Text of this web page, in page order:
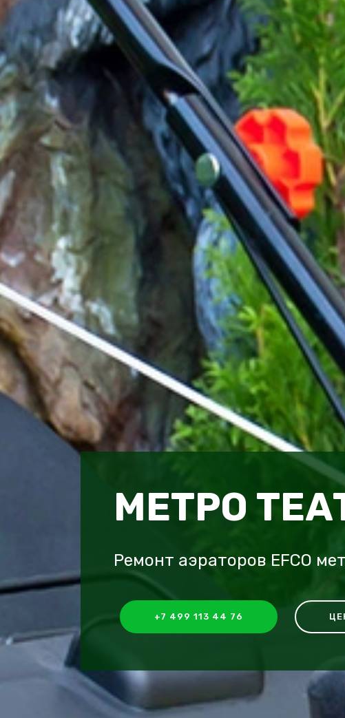
МЕТРО
Ремонт аэраторов EFCO
+7 499 113 44 76